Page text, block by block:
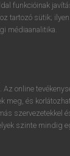
ésbelépek.
funkcióinak
tartozó sütik;
médiaanalitika.
Az online
meg, és
szervezetekkel
szinte mindig
m , .